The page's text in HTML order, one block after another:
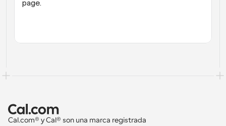
page.
Cal.com® y Cal® son una marca registrada